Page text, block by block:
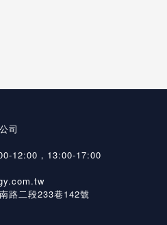
司
12:00，13:00-17:00
路二段233巷142號